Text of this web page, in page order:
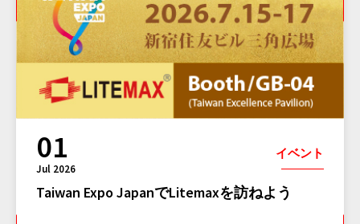
01
Jul 2026
イベント
Taiwan Expo JapanでLitemaxを訪ねよう